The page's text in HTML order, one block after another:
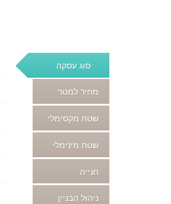
סוג עסקה
מחיר למטר
שטח מקסימלי
שטח מינימלי
חנייה
ניהול הבניין